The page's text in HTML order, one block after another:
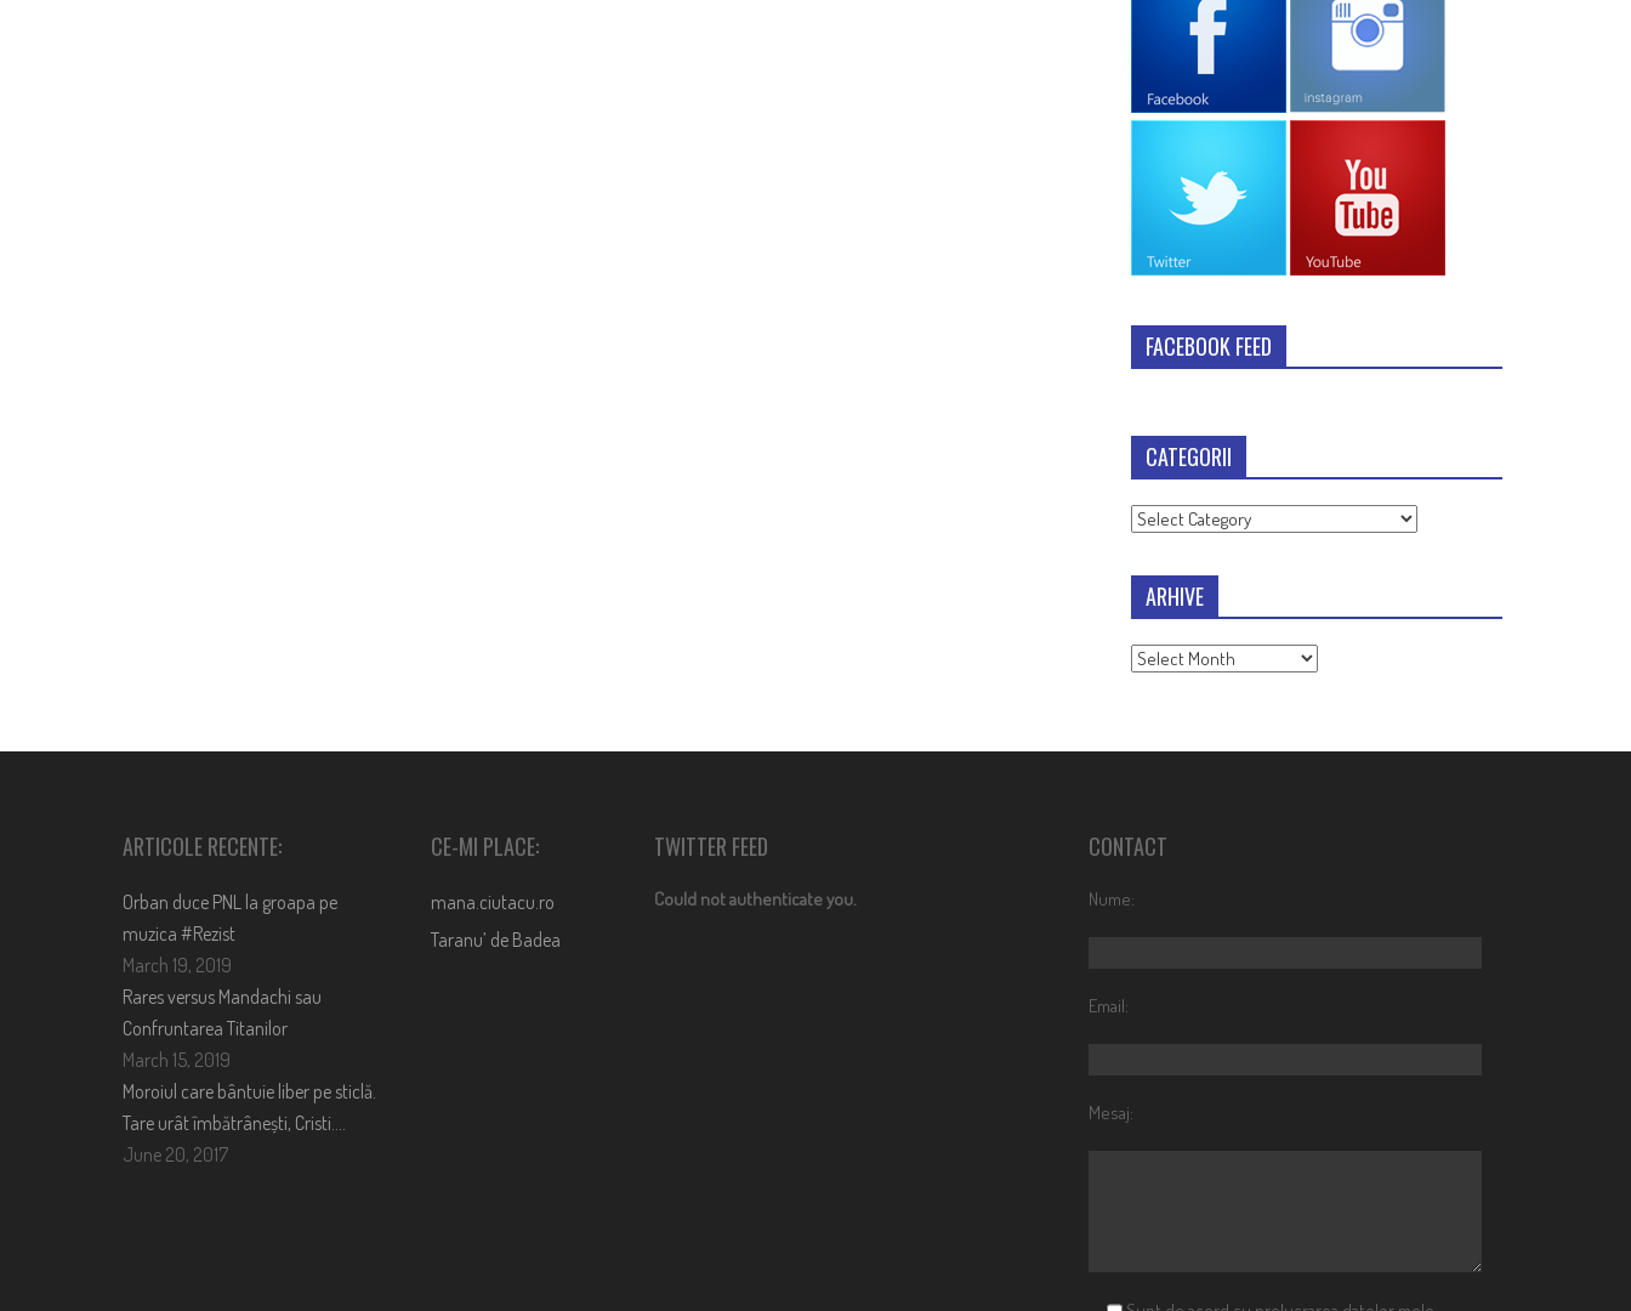
FACEBOOK FEED
CATEGORII
Categorii
ARHIVE
Arhive
ARTICOLE RECENTE:
Orban duce PNL la groapa pe
muzica #Rezist
March 19, 2019
Rares versus Mandachi sau
Confruntarea Titanilor
March 15, 2019
Moroiul care bântuie liber pe sticlă.
Tare urât îmbătrânești, Cristi….
June 20, 2017
CE-MI PLACE:
mana.ciutacu.ro
Taranu’ de Badea
TWITTER FEED
Could not authenticate you.
CONTACT
Nume:
Email:
Mesaj: